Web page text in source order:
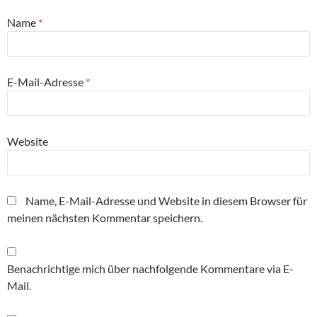
Name *
E-Mail-Adresse *
Website
Name, E-Mail-Adresse und Website in diesem Browser für
meinen nächsten Kommentar speichern.
Benachrichtige mich über nachfolgende Kommentare via E-
Mail.